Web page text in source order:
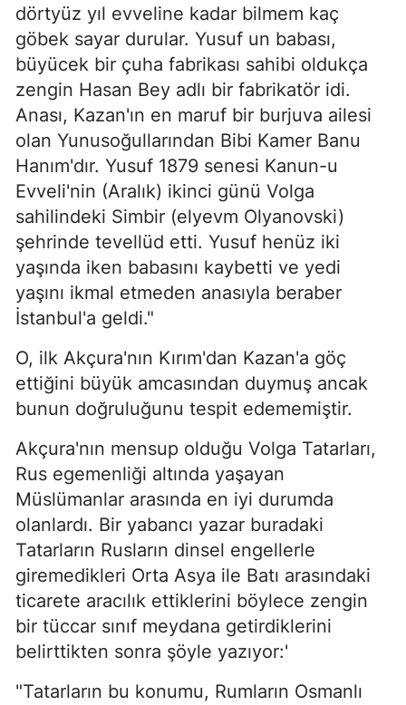
dörtyüz yıl evveline kadar bilmem kaç
göbek sayar durular. Yusuf un babası,
büyücek bir çuha fabrikası sahibi oldukça
zengin Hasan Bey adlı bir fabrikatör idi.
Anası, Kazan'ın en maruf bir burjuva ailesi
olan Yunusoğullarından Bibi Kamer Banu
Hanım'dır. Yusuf 1879 senesi Kanun-u
Evveli'nin (Aralık) ikinci günü Volga
sahilindeki Simbir (elyevm Olyanovski)
şehrinde tevellüd etti. Yusuf henüz iki
yaşında iken babasını kaybetti ve yedi
yaşını ikmal etmeden anasıyla beraber
İstanbul'a geldi."
O, ilk Akçura'nın Kırım'dan Kazan'a göç
ettiğini büyük amcasından duymuş ancak
bunun doğruluğunu tespit edememiştir.
Akçura'nın mensup olduğu Volga Tatarları,
Rus egemenliği altında yaşayan
Müslümanlar arasında en iyi durumda
olanlardı. Bir yabancı yazar buradaki
Tatarların Rusların dinsel engellerle
giremedikleri Orta Asya ile Batı arasındaki
ticarete aracılık ettiklerini böylece zengin
bir tüccar sınıf meydana getirdiklerini
belirttikten sonra şöyle yazıyor:'
"Tatarların bu konumu, Rumların Osmanlı